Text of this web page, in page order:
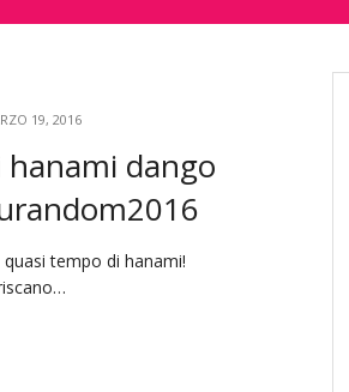
19, 2016
dango
tempo di hanami!